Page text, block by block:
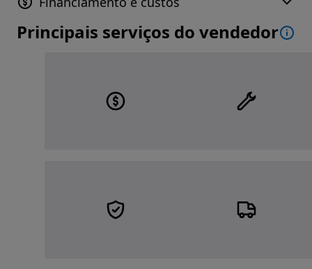
Principais serviços do vendedor